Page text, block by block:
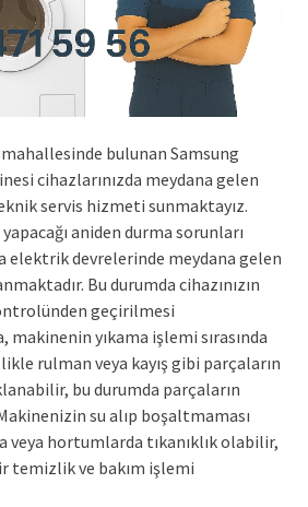
bulunan Samsung
cihazlarınızda meydana gelen
servis hizmeti sunmaktayız.
aniden durma sorunları
devrelerinde meydana gelen
Bu durumda cihazınızın
geçirilmesi
makinenin yıkama işlemi sırasında
rulman veya kayış gibi parçaların
bu durumda parçaların
su alıp boşaltmaması
veya hortumlarda tıkanıklık olabilir,
temizlik ve bakım işlemi